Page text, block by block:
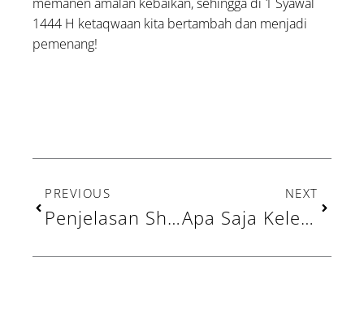
1444 H ketaqwaan kita bertambah dan menjadi
pemenang!
PREVIOUS
Penjelasan Shalat Witir yang Perlu Diketahui!
NEXT
Apa Saja Kelebihan Bayar Zakat di Lembaga? Inilah 5 Alasannya!